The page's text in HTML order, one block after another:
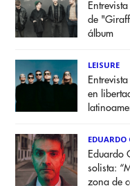
de
álbum
LEISURE
en
EDUARDO
Eduardo
solista:
zona de